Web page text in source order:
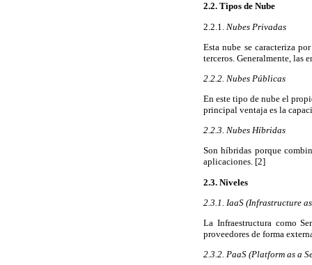
2.2. Tipos de Nube
2.2.1. Nubes Privadas
Esta nube se caracteriza
terceros. Generalmente, las
2.2.2. Nubes Públicas
En este tipo de nube el
principal ventaja es la
2.2.3. Nubes Híbridas
Son híbridas porque
aplicaciones. [2]
2.3. Niveles
2.3.1. IaaS (Infrastructure
La Infraestructura como
proveedores de forma
2.3.2. PaaS (Platform as a